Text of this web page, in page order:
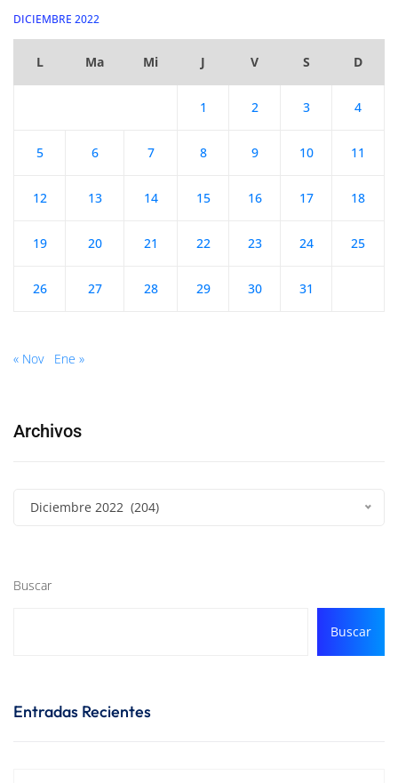
DICIEMBRE 2022
L Ma Mi J V S D
1 2 3 4
5 6 7 8 9 10 11
12 13 14 15 16 17 18
19 20 21 22 23 24 25
26 27 28 29 30 31
« Nov Ene »
Archivos
Diciembre 2022 (204)
Buscar
Buscar
Entradas Recientes